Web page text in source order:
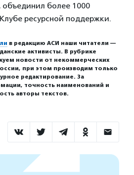
более 1000
ресурсной поддержки.
в редакцию АСИ наши читатели —
активисты. В рубрике
новости от некоммерческих
при этом производим только
редактирование. За
точность наименований и
авторы текстов.